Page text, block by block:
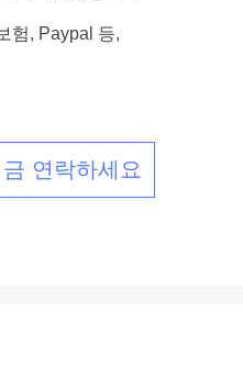
험, Paypal 등,
연락하세요